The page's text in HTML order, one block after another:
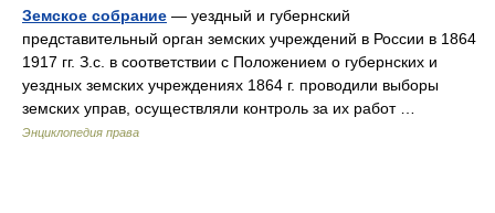
Земское собрание — уездный и губернский
представительный орган земских учреждений в России в 1864
1917 гг. З.с. в соответствии с Положением о губернских и
уездных земских учреждениях 1864 г. проводили выборы
земских управ, осуществляли контроль за их работ …
Энциклопедия права